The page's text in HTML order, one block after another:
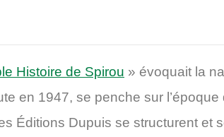
Histoire de Spirou » évoquait la
en 1947, se penche sur
Éditions Dupuis se structurent et